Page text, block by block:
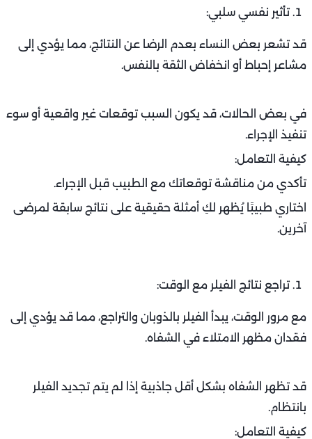
تأثير نفسي سلبي:
قد تشعر بعض النساء بعدم الرضا عن النتائج، مما يؤدي إلى
مشاعر إحباط أو انخفاض الثقة بالنفس.
في بعض الحالات، قد يكون السبب توقعات غير واقعية أو سوء
تنفيذ الإجراء.
كيفية التعامل:
تأكدي من مناقشة توقعاتك مع الطبيب قبل الإجراء.
اختاري طبيبًا يُظهر لكِ أمثلة حقيقية على نتائج سابقة لمرضى
آخرين.
تراجع نتائج الفيلر مع الوقت:
مع مرور الوقت، يبدأ الفيلر بالذوبان والتراجع، مما قد يؤدي إلى
فقدان مظهر الامتلاء في الشفاه.
قد تظهر الشفاه بشكل أقل جاذبية إذا لم يتم تجديد الفيلر
بانتظام.
كيفية التعامل: